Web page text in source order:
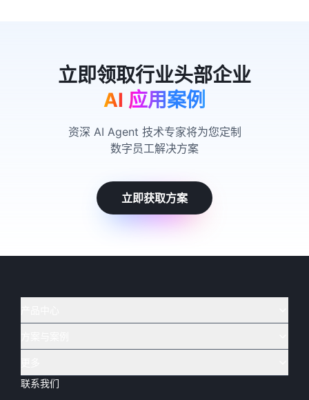
AI 应用案例
资深 AI Agent 技术专家将为您定制
数字员工解决方案
立即获取方案
下载体验
联系我们